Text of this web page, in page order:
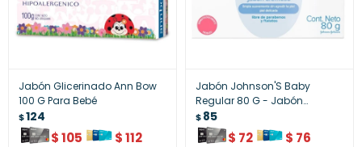
Jabón Glicerinado Ann Bow
100 G Para Bebé
$124
$105 $112
Jabón Johnson'S Baby
Regular 80 G - Jabón
Johnson¿S Baby Regular 80
G
$85
$ 72 $ 76